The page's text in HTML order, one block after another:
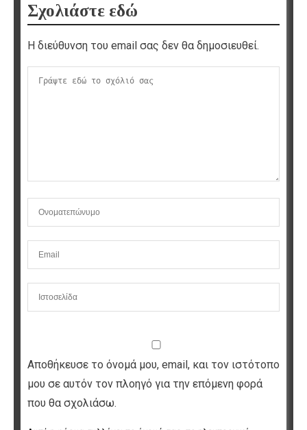
Σχολιάστε εδώ
Η διεύθυνση του email σας δεν θα δημοσιευθεί.
Αποθήκευσε το όνομά μου, email, και τον ιστότοπο
μου σε αυτόν τον πλοηγό για την επόμενη φορά
που θα σχολιάσω.